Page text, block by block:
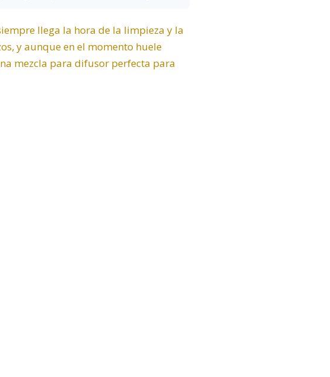
llega la hora de la limpieza y la
y aunque en el momento huele
mezcla para difusor perfecta para